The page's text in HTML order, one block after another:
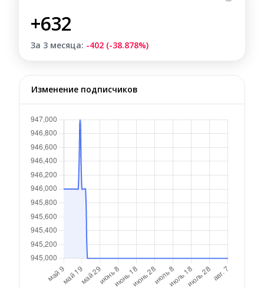
+632
За 3 месяца: -402 (-38.878%)
Изменение подписчиков